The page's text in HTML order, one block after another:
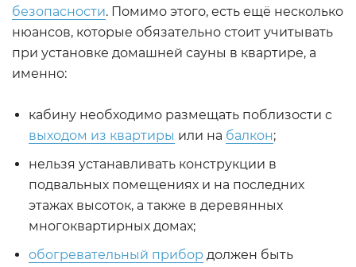
безопасности. Помимо этого, есть ещё несколько
нюансов, которые обязательно стоит учитывать
при установке домашней сауны в квартире, а
именно:
кабину необходимо размещать поблизости с
выходом из квартиры или на балкон;
нельзя устанавливать конструкции в
подвальных помещениях и на последних
этажах высоток, а также в деревянных
многоквартирных домах;
обогревательный прибор должен быть